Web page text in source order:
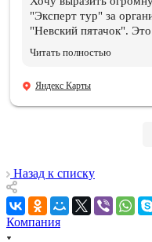
"Эксперт тур" за
"Невский пятачок".
впечатления, и память,
Мой сын знает теперь,
Читать полностью
Яндекс Карты
Назад к списку
Компания